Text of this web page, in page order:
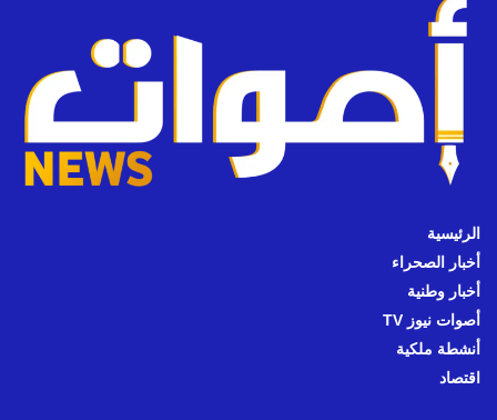
الرئيسية
أخبار الصحراء
أخبار وطنية
أصوات نيوز TV
أنشطة ملكية
اقتصاد